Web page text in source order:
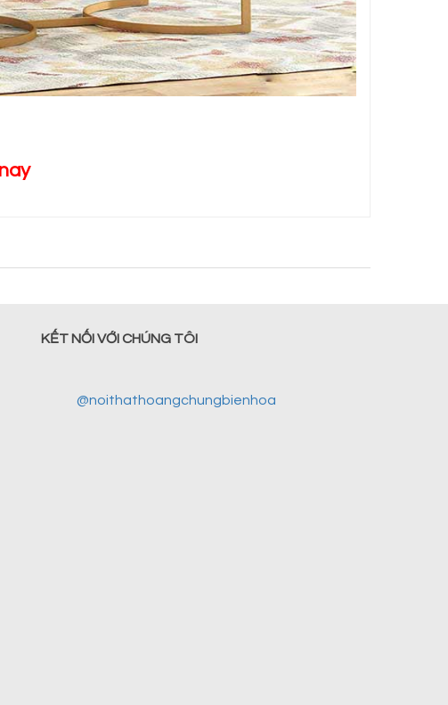
KẾT NỐI VỚI CHÚNG TÔI
@noithathoangchungbienhoa